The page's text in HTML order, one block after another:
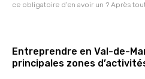
ce obligatoire d’en avoir un ? Après
Entreprendre en Val-de-
principales zones